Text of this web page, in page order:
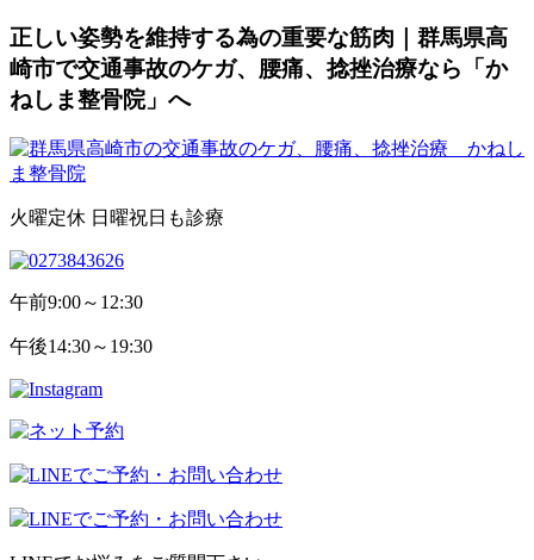
正しい姿勢を維持する為の重要な筋肉｜群馬県高
崎市で交通事故のケガ、腰痛、捻挫治療なら「か
ねしま整骨院」へ
火曜定休 日曜祝日も診療
午前9:00～12:30
午後14:30～19:30